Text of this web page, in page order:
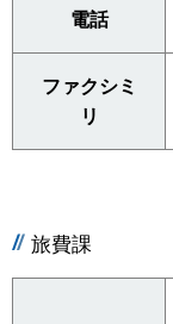
電話
ファクシミ
リ
旅費課